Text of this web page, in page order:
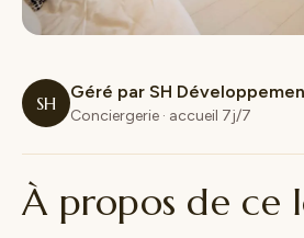
SH
Géré par SH
Conciergerie · accueil 7j/7
À propos de ce